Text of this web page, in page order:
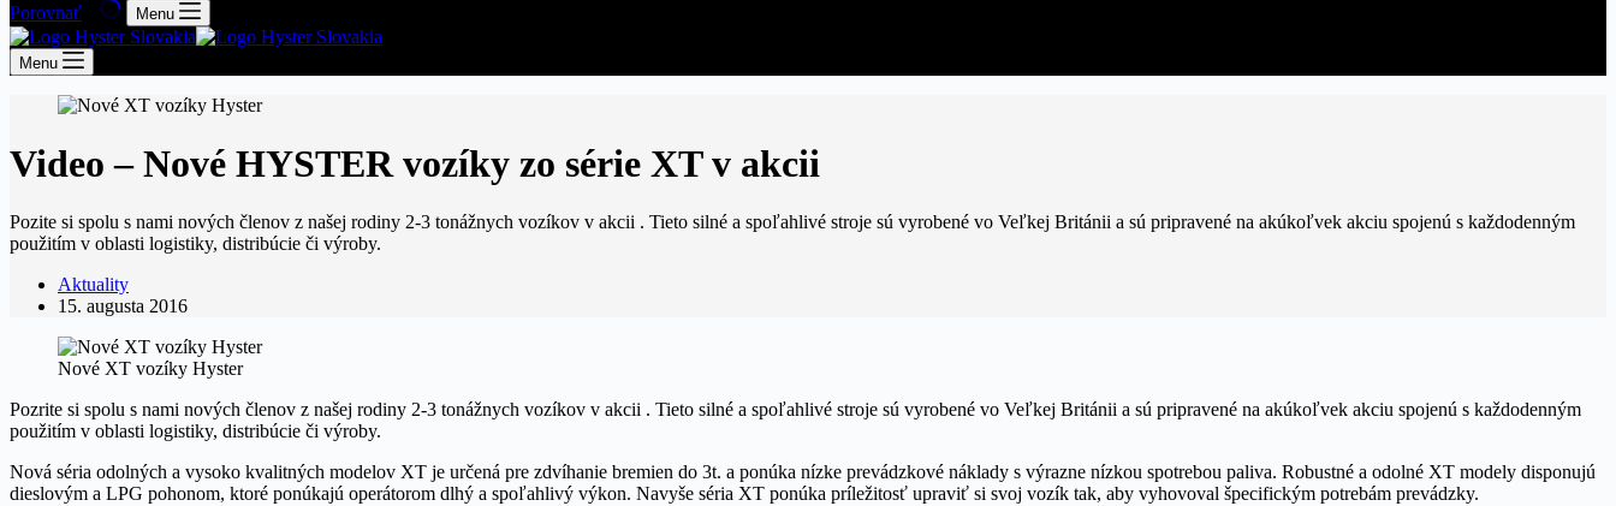
Porovnať Menu
Menu
Video – Nové HYSTER vozíky zo série XT v akcii
Pozite si spolu s nami nových členov z našej rodiny 2-3 tonážnych vozíkov v akcii . Tieto silné a spoľahlivé stroje sú vyrobené vo Veľkej Británii a sú pripravené na akúkoľvek akciu spojenú s každodenným
použitím v oblasti logistiky, distribúcie či výroby.
Aktuality
15. augusta 2016
Nové XT vozíky Hyster
Pozrite si spolu s nami nových členov z našej rodiny 2-3 tonážnych vozíkov v akcii . Tieto silné a spoľahlivé stroje sú vyrobené vo Veľkej Británii a sú pripravené na akúkoľvek akciu spojenú s každodenným
použitím v oblasti logistiky, distribúcie či výroby.
Nová séria odolných a vysoko kvalitných modelov XT je určená pre zdvíhanie bremien do 3t. a ponúka nízke prevádzkové náklady s výrazne nízkou spotrebou paliva. Robustné a odolné XT modely disponujú
dieslovým a LPG pohonom, ktoré ponúkajú operátorom dlhý a spoľahlivý výkon. Navyše séria XT ponúka príležitosť upraviť si svoj vozík tak, aby vyhovoval špecifickým potrebám prevádzky.